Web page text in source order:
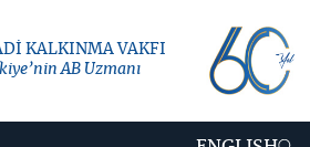
KALKINMA VAKFI
AB Uzmanı